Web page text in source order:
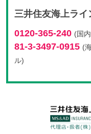
三井住友海上ライ
0120-365-240 (国
81-3-3497-0915 (
ル)